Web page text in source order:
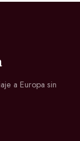
a Europa sin